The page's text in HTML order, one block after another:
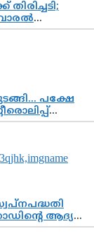
സർക്കാർ
പക്ഷേ
ആദ്യ
ഉയരുന്നത്